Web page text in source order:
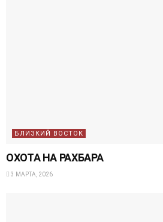
БЛИЗКИЙ ВОСТОК
ОХОТА НА РАХБАРА
3 МАРТА, 2026